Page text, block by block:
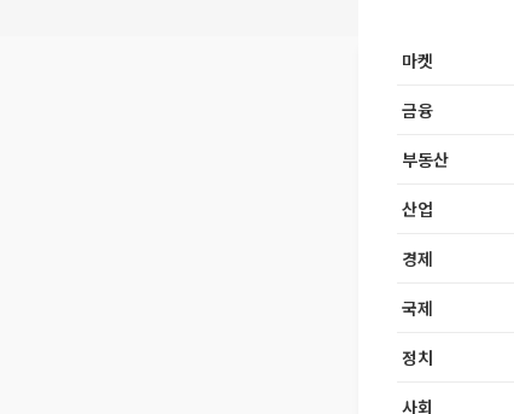
마켓
금융
부동산
산업
경제
국제
정치
사회